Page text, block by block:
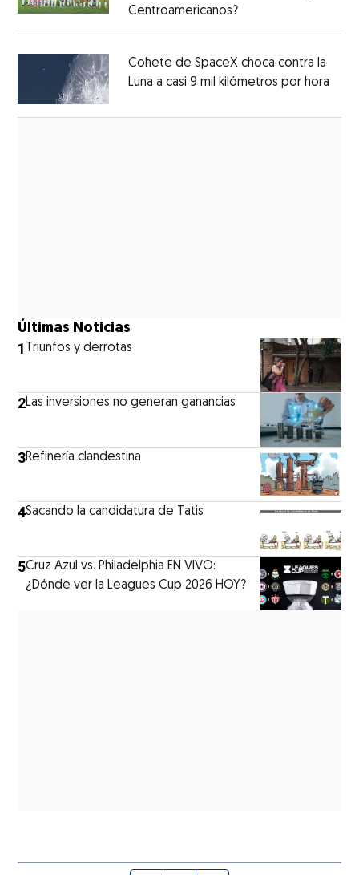
Centroamericanos?Opens in new
Opens in new window
Cohete de SpaceX choca contra la
Luna a casi 9 mil kilómetros por hora
Últimas Noticias
1 Triunfos y derrotas
2Las inversiones no generan ganancias
3Refinería clandestina
4Sacando la candidatura de Tatis
5Cruz Azul vs. Philadelphia EN VIVO:
¿Dónde ver la Leagues Cup 2026 HOY?